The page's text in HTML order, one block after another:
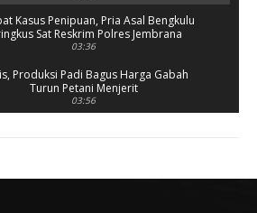
Kasus Penipuan, Pria Asal Bengkulu
Sat Reskrim Polres Jembrana
03:36
Produksi Padi Bagus Harga Gabah
Turun Petani Menjerit
03:56
Jembrana Bekuk Pelaku Pencurian